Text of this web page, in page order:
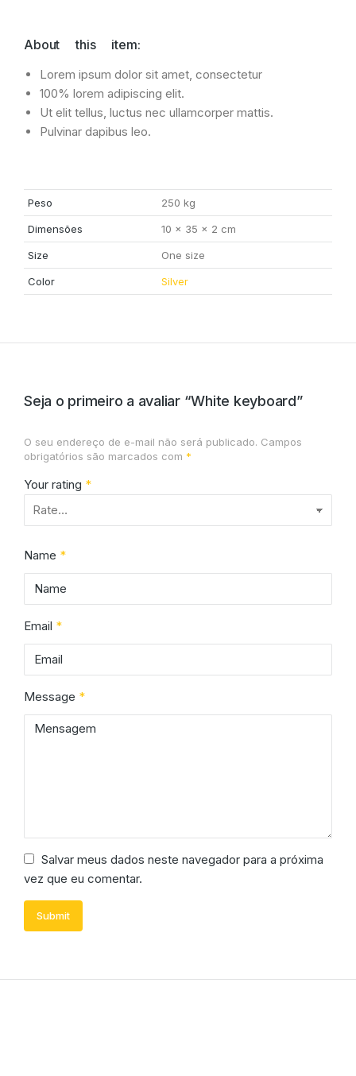
About this item:
Lorem ipsum dolor sit amet, consectetur
100% lorem adipiscing elit.
Ut elit tellus, luctus nec ullamcorper mattis.
Pulvinar dapibus leo.
Peso 250 kg
Dimensões 10 × 35 × 2 cm
Size One size
Color Silver
Seja o primeiro a avaliar “White keyboard”
O seu endereço de e-mail não será publicado. Campos
obrigatórios são marcados com *
Your rating *
Name *
Email *
Message *
Salvar meus dados neste navegador para a próxima
vez que eu comentar.
Submit